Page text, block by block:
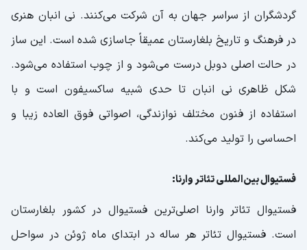
گردشگران از سراسر جهان به آن شرکت می‌کنند. نی انبان هنری
در فرهنگ و تاریخ بلغارستان عمیقاً جاسازی شده است. این ساز
در حالت اصلی دوبل درست می‌شود و از چوب استفاده می‌شود.
شکل ظاهری نی انبان تا حدی شبیه ساکسیفون است و با
استفاده از فنون مختلف نوازندگی، اصواتی فوق العاده زیبا و
احساسی را تولید می‌کند.
فستیوال بین‌المللی تئاتر وارنا:
فستیوال تئاتر وارنا اصلی‌ترین فستیوال در کشور بلغارستان
است. فستیوال تئاتر هر ساله در ابتدای ماه ژوئن در سواحل